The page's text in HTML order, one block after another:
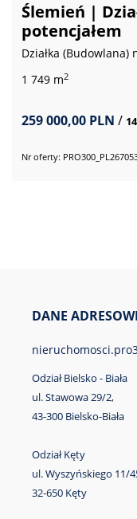
Ślemień |
potencjałem
Działka (Budowlana)
1 749 m2
259 000,00 PLN /
Nr oferty:
DANE
Odział Bielsko - Biała
ul. Stawowa 29/2,
43-300 Bielsko-Biała
Odział Kęty
ul. Wyszyńskiego 11/
32-650 Kęty